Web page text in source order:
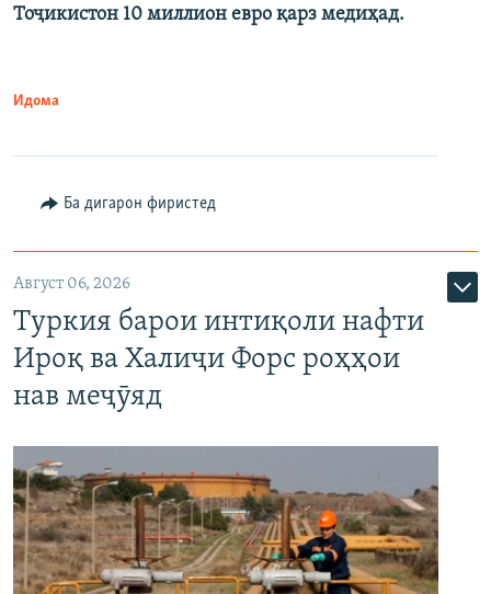
Тоҷикистон 10 миллион евро қарз медиҳад.
Идома
Ба дигарон фиристед
Август 06, 2026
Туркия барои интиқоли нафти
Ироқ ва Халиҷи Форс роҳҳои
нав меҷӯяд